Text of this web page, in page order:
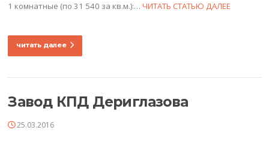
1 комнатные (по 31 540 за кв.м.):…ЧИТАТЬ СТАТЬЮ ДАЛЕЕ
читать далее
Завод КПД Дериглазова
25.03.2016